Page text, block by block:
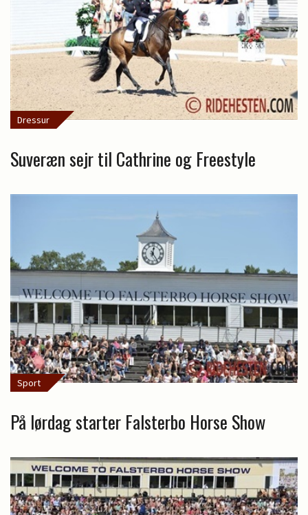
Dressur
Suveræn sejr til Cathrine og Freestyle
Sport
På lørdag starter Falsterbo Horse Show